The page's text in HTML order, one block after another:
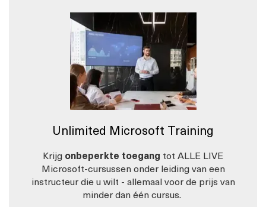
Unlimited Microsoft Training
Krijg onbeperkte toegang tot ALLE LIVE
Microsoft-cursussen onder leiding van een
instructeur die u wilt - allemaal voor de prijs van
minder dan één cursus.